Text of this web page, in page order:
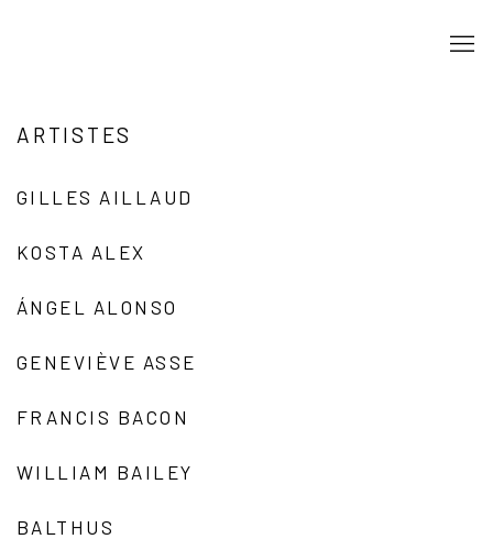
ARTISTES
GILLES AILLAUD
KOSTA ALEX
ÁNGEL ALONSO
GENEVIÈVE ASSE
FRANCIS BACON
WILLIAM BAILEY
BALTHUS